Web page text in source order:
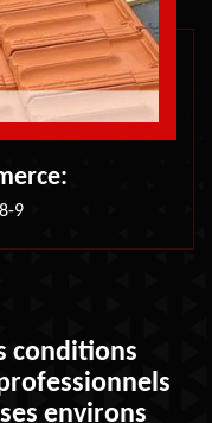
9
conditions
environs